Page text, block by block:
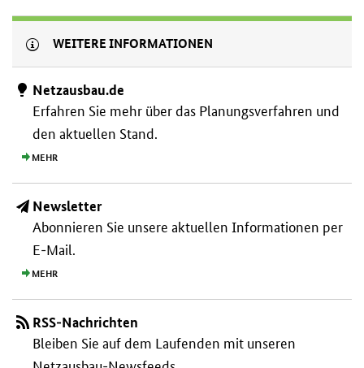
WEITERE INFORMATIONEN
Netzausbau.de
Erfahren Sie mehr über das Planungs­verfahren und
den aktuellen Stand.
MEHR
Newsletter
Abonnieren Sie unsere aktuellen Informationen per
E-Mail.
MEHR
RSS-Nachrichten
Bleiben Sie auf dem Laufenden mit unseren